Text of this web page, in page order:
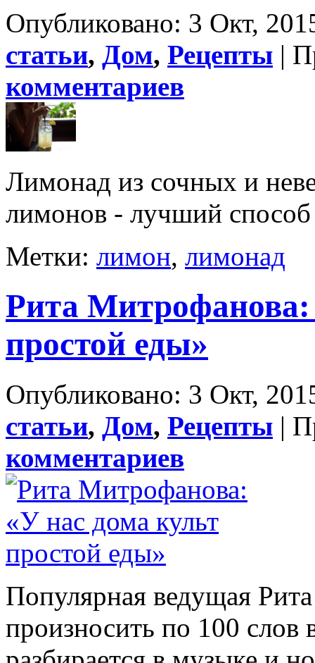
Опубликовано: 3 Окт,
статьи, Дом, Рецепты |
комментариев
Лимонад из сочных и
лимонов - лучший
Метки: лимон, лимонад
Рита Митрофанова:
простой еды»
Опубликовано: 3 Окт,
статьи, Дом, Рецепты |
комментариев
Популярная ведущая
произносить по 100